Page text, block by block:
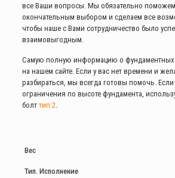
все Ваши вопросы. Мы обязательно
окончательным выбором и сделаем все
чтобы наше с Вами сотрудничество было
взаимовыгодным.
Самую полную информацию о фундаментных
на нашем сайте. Если у вас нет времени и
разбираться, мы всегда готовы помочь. Если
ограничения по высоте фундамента,
болт тип 2
Вес
Тип. Исполнение